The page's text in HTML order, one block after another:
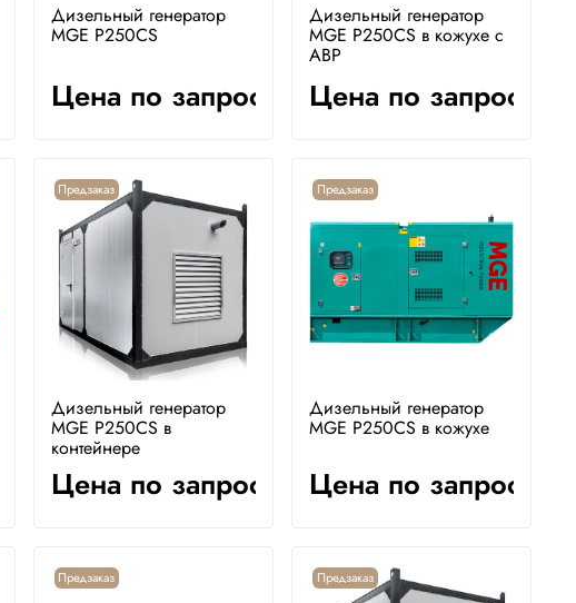
Дизельный генератор
MGE P250CS
Цена по запросу
Дизельный генератор
MGE P250CS в кожухе с
АВР
Цена по запросу
Предзаказ
Дизельный генератор
MGE P250CS в
контейнере
Цена по запросу
Предзаказ
Дизельный генератор
MGE P250CS в кожухе
Цена по запросу
Предзаказ Предзаказ